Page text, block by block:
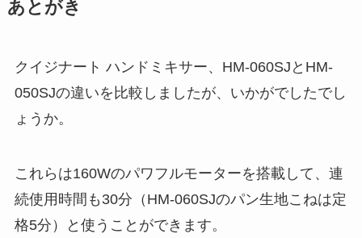
あとがき
クイジナート ハンドミキサー、HM-060SJとHM-
050SJの違いを比較しましたが、いかがでしたでし
ょうか。
これらは160Wのパワフルモーターを搭載して、連
続使用時間も30分（HM-060SJのパン生地こねは定
格5分）と使うことができます。